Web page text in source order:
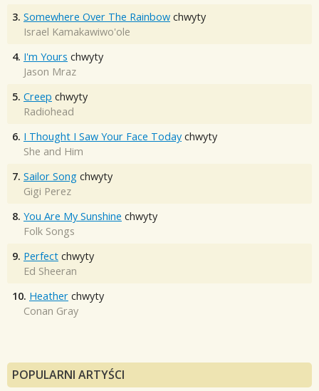
3. Somewhere Over The Rainbow chwyty
Israel Kamakawiwo'ole
4. I'm Yours chwyty
Jason Mraz
5. Creep chwyty
Radiohead
6. I Thought I Saw Your Face Today chwyty
She and Him
7. Sailor Song chwyty
Gigi Perez
8. You Are My Sunshine chwyty
Folk Songs
9. Perfect chwyty
Ed Sheeran
10. Heather chwyty
Conan Gray
POPULARNI ARTYŚCI